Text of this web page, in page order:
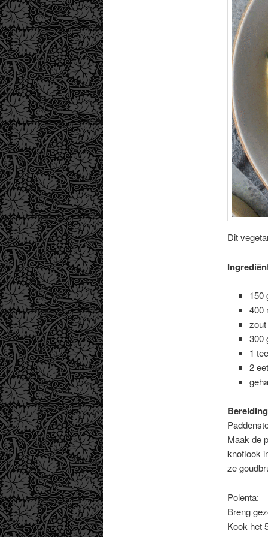
Dit
150
400
300
1
2
Bereiding
Maak de
knoflook
ze
Polenta:
Breng
Kook het